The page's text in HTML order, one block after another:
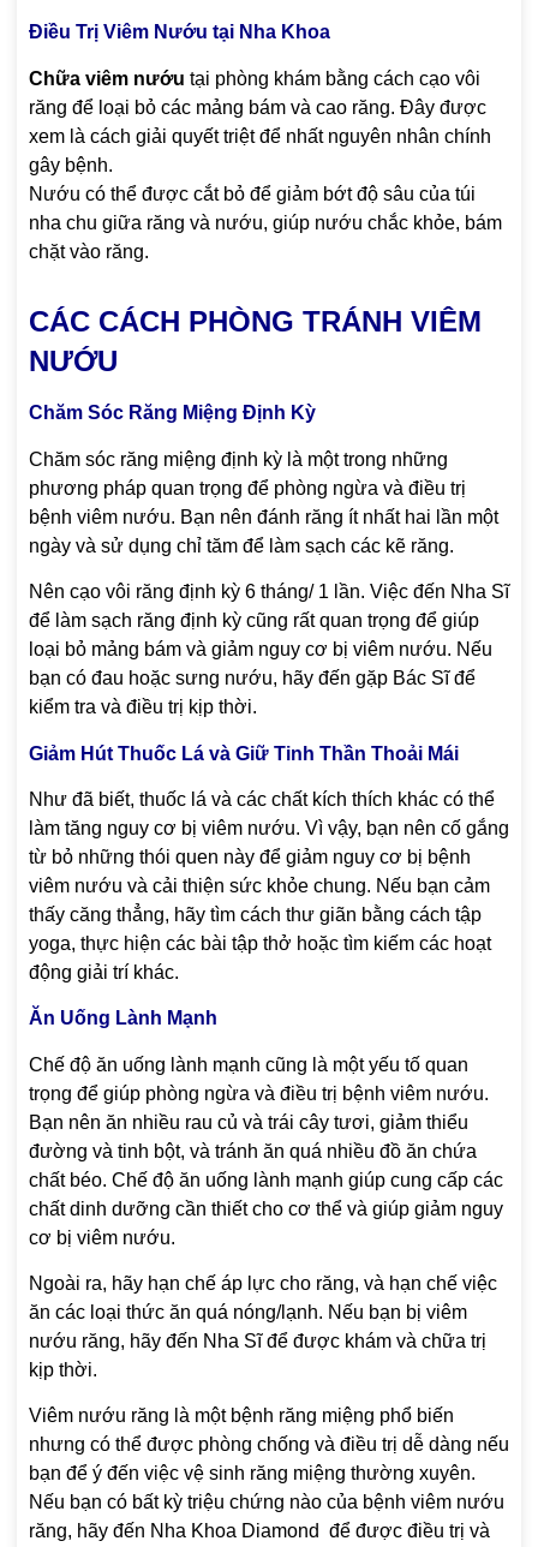
Điều Trị Viêm Nướu tại Nha Khoa
Chữa viêm nướu tại phòng khám bằng cách cạo vôi
răng để loại bỏ các mảng bám và cao răng. Đây được
xem là cách giải quyết triệt để nhất nguyên nhân chính
gây bệnh.
Nướu có thể được cắt bỏ để giảm bớt độ sâu của túi
nha chu giữa răng và nướu, giúp nướu chắc khỏe, bám
chặt vào răng.
CÁC CÁCH PHÒNG TRÁNH VIÊM
NƯỚU
Chăm Sóc Răng Miệng Định Kỳ
Chăm sóc răng miệng định kỳ là một trong những
phương pháp quan trọng để phòng ngừa và điều trị
bệnh viêm nướu. Bạn nên đánh răng ít nhất hai lần một
ngày và sử dụng chỉ tăm để làm sạch các kẽ răng.
Nên cạo vôi răng định kỳ 6 tháng/ 1 lần. Việc đến Nha Sĩ
để làm sạch răng định kỳ cũng rất quan trọng để giúp
loại bỏ mảng bám và giảm nguy cơ bị viêm nướu. Nếu
bạn có đau hoặc sưng nướu, hãy đến gặp Bác Sĩ để
kiểm tra và điều trị kịp thời.
Giảm Hút Thuốc Lá và Giữ Tinh Thần Thoải Mái
Như đã biết, thuốc lá và các chất kích thích khác có thể
làm tăng nguy cơ bị viêm nướu. Vì vậy, bạn nên cố gắng
từ bỏ những thói quen này để giảm nguy cơ bị bệnh
viêm nướu và cải thiện sức khỏe chung. Nếu bạn cảm
thấy căng thẳng, hãy tìm cách thư giãn bằng cách tập
yoga, thực hiện các bài tập thở hoặc tìm kiếm các hoạt
động giải trí khác.
Ăn Uống Lành Mạnh
Chế độ ăn uống lành mạnh cũng là một yếu tố quan
trọng để giúp phòng ngừa và điều trị bệnh viêm nướu.
Bạn nên ăn nhiều rau củ và trái cây tươi, giảm thiểu
đường và tinh bột, và tránh ăn quá nhiều đồ ăn chứa
chất béo. Chế độ ăn uống lành mạnh giúp cung cấp các
chất dinh dưỡng cần thiết cho cơ thể và giúp giảm nguy
cơ bị viêm nướu.
Ngoài ra, hãy hạn chế áp lực cho răng, và hạn chế việc
ăn các loại thức ăn quá nóng/lạnh. Nếu bạn bị viêm
nướu răng, hãy đến Nha Sĩ để được khám và chữa trị
kịp thời.
Viêm nướu răng là một bệnh răng miệng phổ biến
nhưng có thể được phòng chống và điều trị dễ dàng nếu
bạn để ý đến việc vệ sinh răng miệng thường xuyên.
Nếu bạn có bất kỳ triệu chứng nào của bệnh viêm nướu
răng, hãy đến Nha Khoa Diamond để được điều trị và